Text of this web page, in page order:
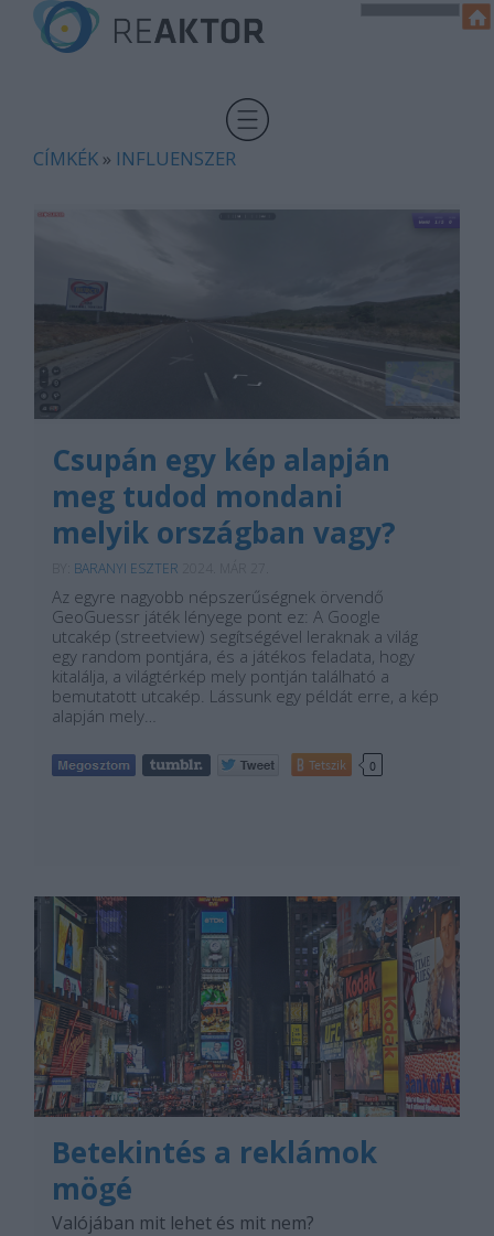
CÍMKÉK » INFLUENSZER
Csupán egy kép alapján
meg tudod mondani
melyik országban vagy?
BARANYI ESZTER
Az egyre nagyobb népszerűségnek örvendő
GeoGuessr játék lényege pont ez: A Google
utcakép (streetview) segítségével leraknak a világ
egy random pontjára, és a játékos feladata, hogy
kitalálja, a világtérkép mely pontján található a
bemutatott utcakép. Lássunk egy példát erre, a kép
alapján mely…
Tetszik 0
Betekintés a reklámok
mögé
Valójában mit lehet és mit nem?